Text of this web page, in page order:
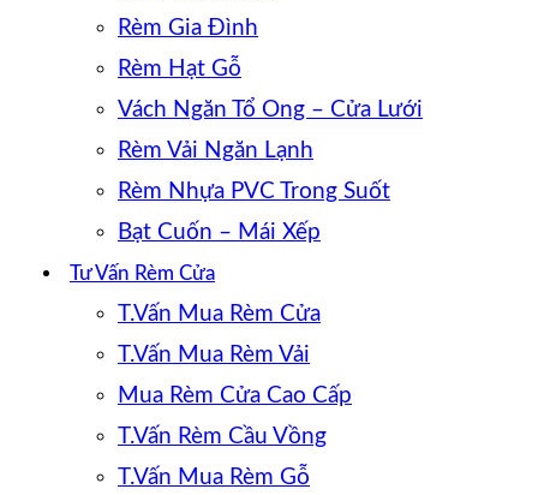
Rèm Gia Đình
Rèm Hạt Gỗ
Vách Ngăn Tổ Ong – Cửa Lưới
Rèm Vải Ngăn Lạnh
Rèm Nhựa PVC Trong Suốt
Bạt Cuốn – Mái Xếp
Tư Vấn Rèm Cửa
T.Vấn Mua Rèm Cửa
T.Vấn Mua Rèm Vải
Mua Rèm Cửa Cao Cấp
T.Vấn Rèm Cầu Vồng
T.Vấn Mua Rèm Gỗ